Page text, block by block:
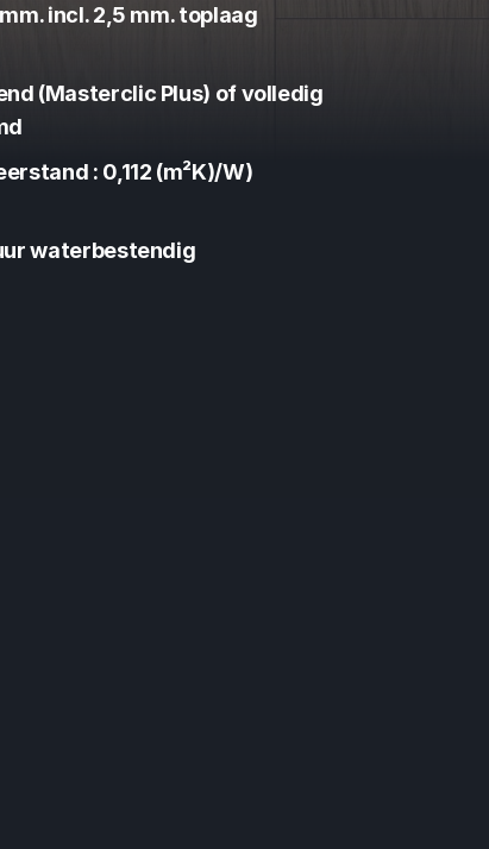
incl. 2,5 mm. toplaag
(Masterclic Plus) of volledig
: 0,112 (m²K)/W)
waterbestendig